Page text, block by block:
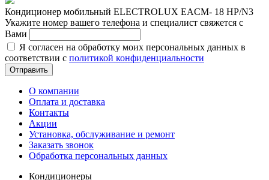
Кондиционер мобильный ELECTROLUX EACM- 18 НP/N3
Укажите номер вашего телефона и специалист свяжется с
Вами
Я согласен на обработку моих персональных данных в
соответствии с политикой конфиденциальности
Отправить
О компании
Оплата и доставка
Контакты
Акции
Установка, обслуживание и ремонт
Заказать звонок
Обработка персональных данных
Кондиционеры